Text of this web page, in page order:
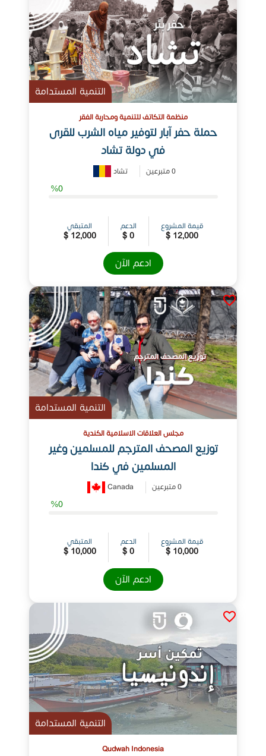
التنمية المستدامة
منظمة التكاتف للتنمية ومحاربة الفقر
حملة حفر آبار لتوفير مياه الشرب للقرى
في دولة تشاد
0 متبرعين تشاد‎
%0
قيمة المشروع
12,000 $
الدعم
0 $
المتبقي
12,000 $
ادعم الآن
التنمية المستدامة
مجلس العلاقات الاسلامية الكندية
توزيع المصحف المترجم للمسلمين وغير
المسلمين في كندا
0 متبرعين Canada
%0
قيمة المشروع
10,000 $
الدعم
0 $
المتبقي
10,000 $
ادعم الآن
التنمية المستدامة
Qudwah Indonesia